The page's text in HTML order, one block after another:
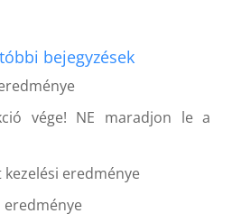
bejegyzések
vége! NE maradjon le a
kezelési eredménye
eredménye